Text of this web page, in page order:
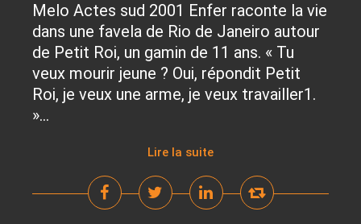
Melo Actes sud 2001 Enfer raconte la vie
dans une favela de Rio de Janeiro autour
de Petit Roi, un gamin de 11 ans. « Tu
veux mourir jeune ? Oui, répondit Petit
Roi, je veux une arme, je veux travailler1.
»...
Lire la suite